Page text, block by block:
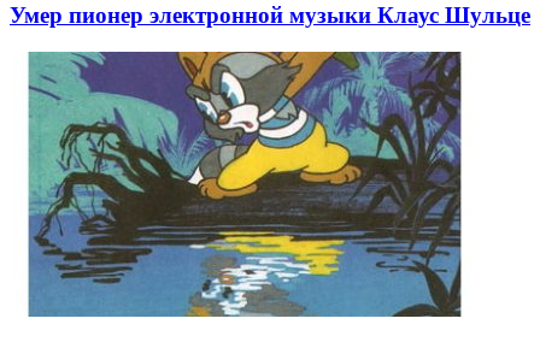
Умер пионер электронной музыки Клаус Шульце